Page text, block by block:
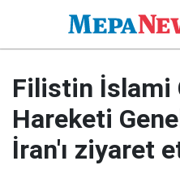
Filistin İslami
Hareketi
İran'ı ziyaret